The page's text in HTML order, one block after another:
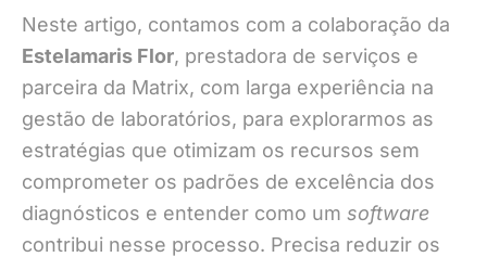
Neste artigo, contamos com a colaboração da
Estelamaris Flor, prestadora de serviços e
parceira da Matrix, com larga experiência na
gestão de laboratórios, para explorarmos as
estratégias que otimizam os recursos sem
comprometer os padrões de excelência dos
diagnósticos e entender como um software
contribui nesse processo. Precisa reduzir os